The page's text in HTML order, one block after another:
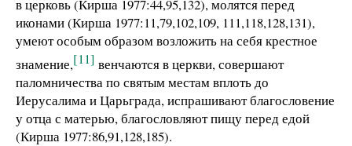
в церковь (Кирша 1977:44,95,132), молятся перед
иконами (Кирша 1977:11,79,102,109, 111,118,128,131),
умеют особым образом возложить на себя крестное
знамение,[11] венчаются в церкви, совершают
паломничества по святым местам вплоть до
Иерусалима и Царьграда, испрашивают благословение
у отца с матерью, благословляют пищу перед едой
(Кирша 1977:86,91,128,185).